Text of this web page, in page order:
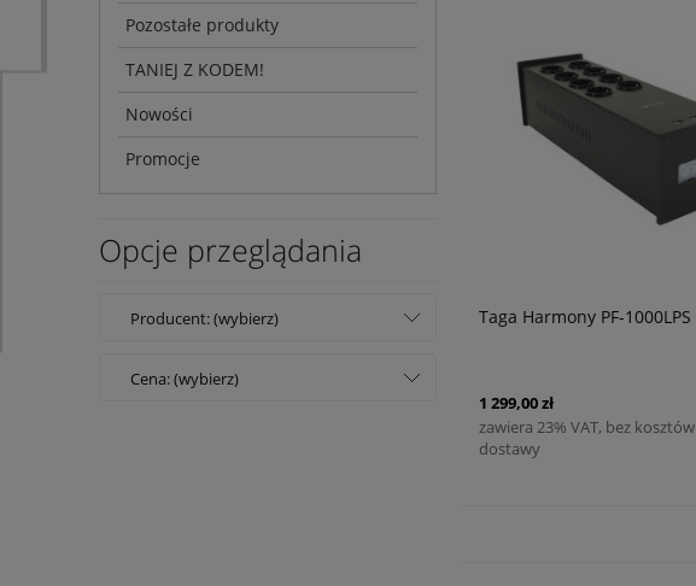
Pozostałe produkty
TANIEJ Z KODEM!
Nowości
Promocje
Opcje przeglądania
Producent: (wybierz)
Cena: (wybierz)
Taga Harmony PF-1000LPS
1 299,00 zł
zawiera 23% VAT, bez kosztów
dostawy